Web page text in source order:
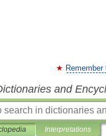
and
Interpretations